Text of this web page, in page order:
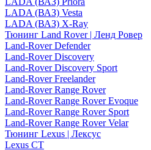
LADA (ВАЗ) Vesta
LADA (ВАЗ) X-Ray
Тюнинг Land Rover | Ленд Ровер
Land-Rover Defender
Land-Rover Discovery
Land-Rover Discovery Sport
Land-Rover Freelander
Land-Rover Range Rover
Land-Rover Range Rover Evoque
Land-Rover Range Rover Sport
Land-Rover Range Rover Velar
Тюнинг Lexus | Лексус
Lexus CT